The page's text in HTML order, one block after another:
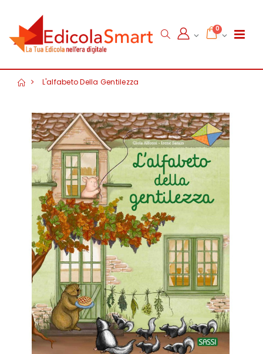
0
L'alfabeto Della Gentilezza